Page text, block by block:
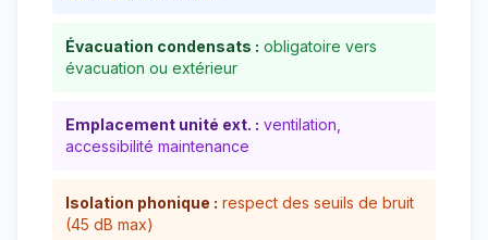
Évacuation condensats : obligatoire vers
évacuation ou extérieur
Emplacement unité ext. : ventilation,
accessibilité maintenance
Isolation phonique : respect des seuils de bruit
(45 dB max)